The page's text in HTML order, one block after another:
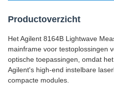
Productoverzicht
Het Agilent 8164B Lightwave
mainframe voor testoplossingen
optische toepassingen, omdat
Agilent's high-end instelbare
compacte modules.